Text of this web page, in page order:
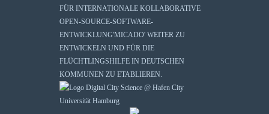
FÜR INTERNATIONALE KOLLABORATIVE
OPEN-SOURCE-SOFTWARE-
ENTWICKLUNG'MICADO' WEITER ZU
ENTWICKELN UND FÜR DIE
FLÜCHTLINGSHILFE IN DEUTSCHEN
KOMMUNEN ZU ETABLIEREN.